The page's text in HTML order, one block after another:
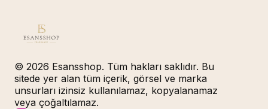
© 2026 Esansshop. Tüm hakları saklıdır. Bu
sitede yer alan tüm içerik, görsel ve marka
unsurları izinsiz kullanılamaz, kopyalanamaz
veya çoğaltılamaz.